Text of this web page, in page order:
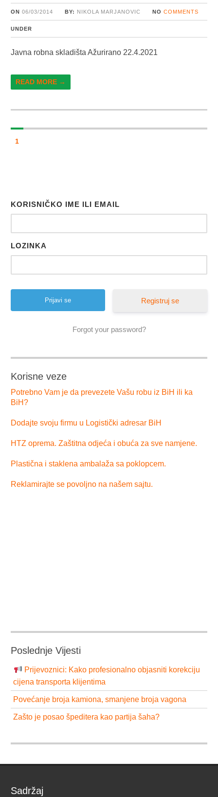
ON 06/03/2014 BY: NIKOLA MARJANOVIC NO COMMENTS
UNDER
Javna robna skladišta Ažurirano 22.4.2021
READ MORE →
1
KORISNIČKO IME ILI EMAIL
LOZINKA
Registruj se
Forgot your password?
Korisne veze
Potrebno Vam je da prevezete Vašu robu iz BiH ili ka
BiH?
Dodajte svoju firmu u Logistički adresar BiH
HTZ oprema. Zaštitna odjeća i obuća za sve namjene.
Plastična i staklena ambalaža sa poklopcem.
Reklamirajte se povoljno na našem sajtu.
Poslednje Vijesti
Prijevoznici: Kako profesionalno objasniti korekciju
cijena transporta klijentima
Povećanje broja kamiona, smanjene broja vagona
Zašto je posao špeditera kao partija šaha?
Sadržaj